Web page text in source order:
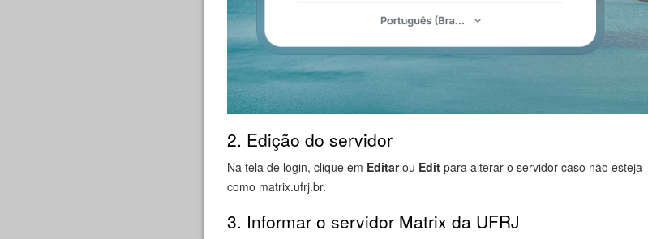
2. Edição do servidor
Na tela de login, clique em Editarou Edit para alterar o servidor caso não esteja
como matrix.ufrj.br.
3. Informar o servidor Matrix da UFRJ